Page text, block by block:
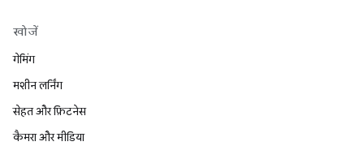
खोजें
गेमिंग
मशीन लर्निंग
सेहत और फ़िटनेस
कैमरा और मीडिया